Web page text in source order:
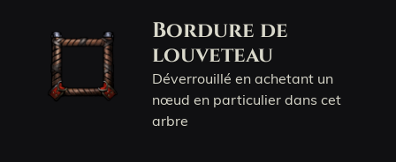
Bordure de
louveteau
Déverrouillé en achetant un
nœud en particulier dans cet
arbre